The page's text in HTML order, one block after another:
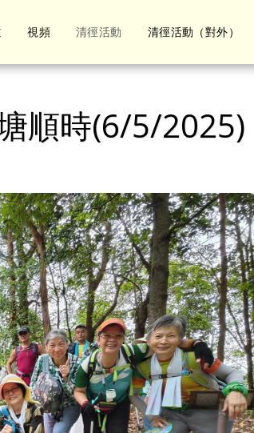
視頻 清徑活動 清徑活動（對外）
順時(6/5/2025)